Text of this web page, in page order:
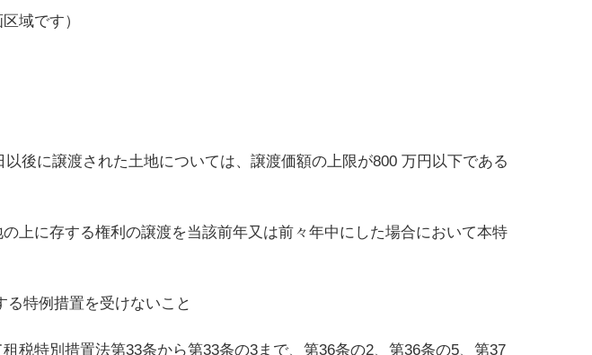
域です）
後に譲渡された土地については、譲渡価額の上限が800 万円以下である
上に存する権利の譲渡を当該前年又は前々年中にした場合において本特
る特例措置を受けないこと
税特別措置法第33条から第33条の3まで、第36条の2、第36条の5、第37